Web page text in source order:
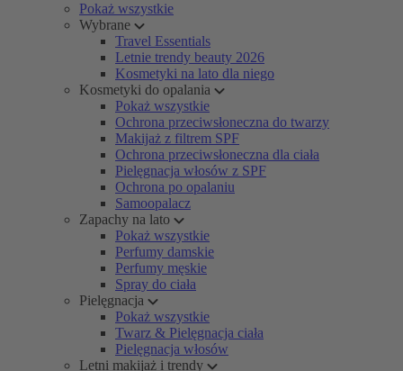
Pokaż wszystkie
Wybrane
Travel Essentials
Letnie trendy beauty 2026
Kosmetyki na lato dla niego
Kosmetyki do opalania
Pokaż wszystkie
Ochrona przeciwsłoneczna do twarzy
Makijaż z filtrem SPF
Ochrona przeciwsłoneczna dla ciała
Pielęgnacja włosów z SPF
Ochrona po opalaniu
Samoopalacz
Zapachy na lato
Pokaż wszystkie
Perfumy damskie
Perfumy męskie
Spray do ciała
Pielęgnacja
Pokaż wszystkie
Twarz & Pielęgnacja ciała
Pielęgnacja włosów
Letni makijaż i trendy